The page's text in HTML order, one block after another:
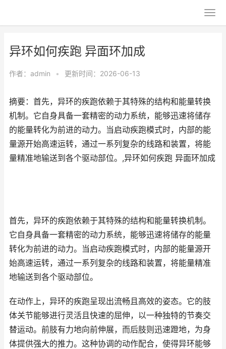
异环如何疾跑 异面环加成
作者： admin • 更新时间：2026-06-13
摘要：首先，异环的疾跑依赖于其特殊的结构和能量转换
机制。它自身具备一套精密的动力系统，能够迅速将储存
的能量转化为前进的动力。当启动疾跑模式时，内部的能
量源开始高速运转，通过一系列复杂的线路和装置，将能
量精准地输送到各个驱动部位。,异环如何疾跑 异面环加成
首先，异环的疾跑依赖于其特殊的结构和能量转换机制。
它自身具备一套精密的动力系统，能够迅速将储存的能量
转化为前进的动力。当启动疾跑模式时，内部的能量源开
始高速运转，通过一系列复杂的线路和装置，将能量精准
地输送到各个驱动部位。
在动作上，异环的疾跑呈现出流畅且高效的姿态。它的肢
体关节能够进行灵活且快速的屈伸，以一种独特的节奏交
替运动。前肢有力地向前伸展，而后肢则迅速蹬地，为身
体提供强大的推力。这种协调的动作配合，使得异环能够